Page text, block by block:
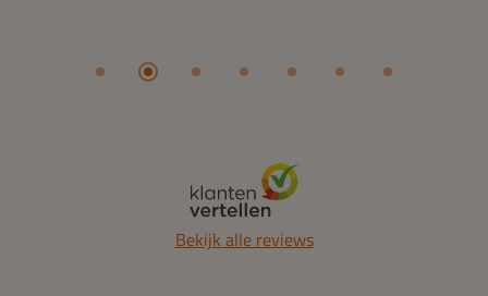
Bekijk alle reviews